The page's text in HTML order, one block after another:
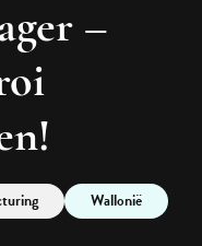
–
Wallonië